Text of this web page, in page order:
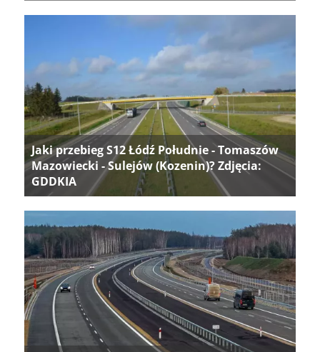
Jaki przebieg S12 Łódź Południe - Tomaszów
Mazowiecki - Sulejów (Kozenin)? Zdjęcia:
GDDKIA